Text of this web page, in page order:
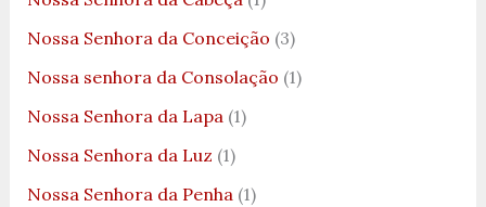
Nossa Senhora da Conceição (3)
Nossa senhora da Consolação (1)
Nossa Senhora da Lapa(1)
Nossa Senhora da Luz (1)
Nossa Senhora da Penha(1)